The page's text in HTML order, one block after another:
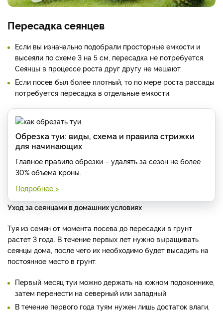
Пересадка сеянцев
Если вы изначально подобрали просторные емкости и
высеяли по схеме 3 на 5 см, пересадка не потребуется.
Сеянцы в процессе роста друг другу не мешают.
Если посев был более плотный, то по мере роста рассады
потребуется пересадка в отдельные емкости.
Обрезка туи: виды, схема и правила стрижки
для начинающих
Главное правило обрезки – удалять за сезон не более
30% объема кроны.
Подробнее >
Уход за сеянцами в домашних условиях
Туя из семян от момента посева до пересадки в грунт
растет 3 года. В течение первых лет нужно выращивать
сеянцы дома, после чего их необходимо будет высадить на
постоянное место в грунт.
Первый месяц туи можно держать на южном подоконнике,
затем перенести на северный или западный.
В течение первого года туям нужен лишь достаток влаги,